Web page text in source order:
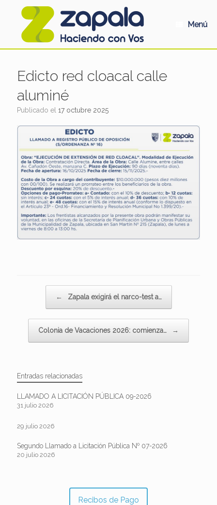
Menú
Edicto red cloacal calle
aluminé
Publicado el 17 octubre 2025
← Zapala exigirá el narco-test a…
Colonia de Vacaciones 2026: comienza… →
Entradas relacionadas
LLAMADO A LICITACIÓN PÚBLICA 09-2026
31 julio 2026
29 julio 2026
Segundo Llamado a Licitación Pública Nº 07-2026
20 julio 2026
Recibos de Pago